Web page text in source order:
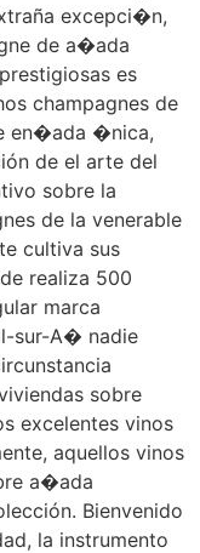
excepci�n,
de a�ada
es
champagnes de
en�ada �nica,
de el arte del
sobre la
de la venerable
cultiva sus
realiza 500
marca
sur-A� nadie
sobre
excelentes vinos
aquellos vinos
a�ada
Bienvenido
la instrumento